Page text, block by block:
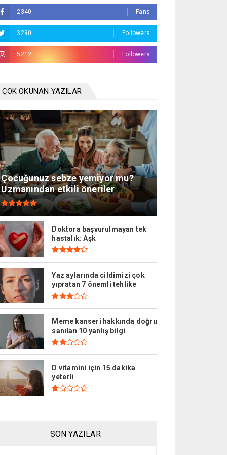
2340 Fans
3290 Followers
5212 Followers
ÇOK OKUNAN YAZILAR
Çocuğunuz sebze yemiyor mu?
Uzmanından etkili öneriler
Doktora başvurulmayan tek
hastalık: Aşk
Yaz aylarında cildimizi çok
yıpratan 7 önemli tehlike
Meme kanseri hakkında doğru
sanılan 10 yanlış bilgi
D vitamini için 15 dakika
yeterli
SON YAZILAR